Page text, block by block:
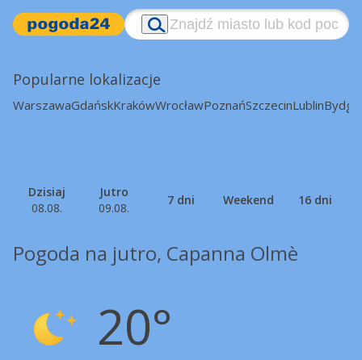
Popularne lokalizacje
WarszawaGdańskKrakówWrocławPoznańSzczecinLublin
Dzisiaj
08.08.
Jutro
09.08.
7 dni Weekend 16 dni
Pogoda na jutro, Capanna Olmè
20°